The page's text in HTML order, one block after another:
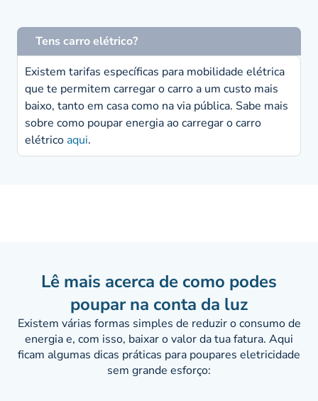
Tens carro elétrico?
Existem tarifas específicas para mobilidade elétrica
que te permitem carregar o carro a um custo mais
baixo, tanto em casa como na via pública. Sabe mais
sobre como poupar energia ao carregar o carro
elétricoaqui.
Lê mais acerca de como podes
poupar na conta da luz
Existem várias formas simples de reduzir o consumo de
energia e, com isso, baixar o valor da tua fatura. Aqui
ficam algumas dicas práticas para poupares eletricidade
sem grande esforço: